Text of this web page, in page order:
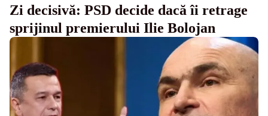
Zi decisivă: PSD decide dacă îi retrage
sprijinul premierului Ilie Bolojan